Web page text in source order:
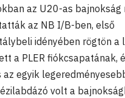
az U20-as
az NB I/B-ben, első
idényében rögtön a
a PLER fiókcsapatának,
az egyik
volt a